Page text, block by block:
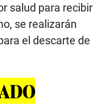
salud para recibir
se realizarán
el descarte de